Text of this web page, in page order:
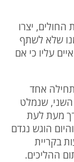
יצרו
שלא לשתף
עליו כי אם
תחילה אחד
שנמלט
מעת לעת
הוגש נגדם
בקריית
ההליכים.